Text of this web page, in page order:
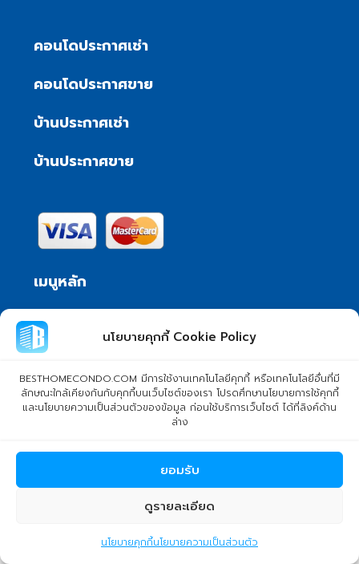
นโยบายคุกกี้ Cookie Policy
BESTHOMECONDO.COM มีการใช้งานเทคโนโลยีคุกกี้ หรือเทคโนโลยีอื่นที่มี
ลักษณะใกล้เคียงกันกับคุกกี้บนเว็บไซต์ของเรา โปรดศึกษานโยบายการใช้คุกกี้
และนโยบายความเป็นส่วนตัวของข้อมูล ก่อนใช้บริการเว็บไซต์ ได้ที่ลิงค์ด้าน
ล่าง
ยอมรับ
ดูรายละเอียด
นโยบายคุกกี้นโยบายความเป็นส่วนตัว
kanyaphat2
คอนโดประกาศเช่า
คอนโดประกาศขาย
บ้านประกาศเช่า
บ้านประกาศขาย
เมนูหลัก
แพ็กเกจป้ายแนะนำ
รายละเอียดการบริการ
วิธีการชำระเงิน
นโยบายความเป็นส่วนตัว
ติดต่อเรา
ติดต่อเรา